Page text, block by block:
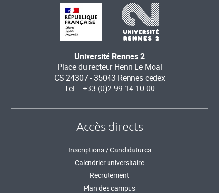
Université Rennes 2
Place du recteur Henri Le Moal
CS 24307 - 35043 Rennes cedex
Tél. : +33 (0)2 99 14 10 00
Accès directs
Inscriptions / Candidatures
Calendrier universitaire
Recrutement
Plan des campus